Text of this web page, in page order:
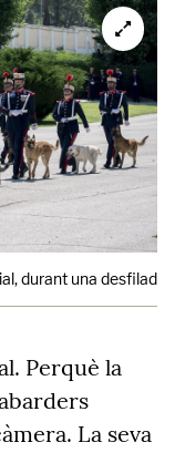
durant una desfilada.
Perquè la
La seva